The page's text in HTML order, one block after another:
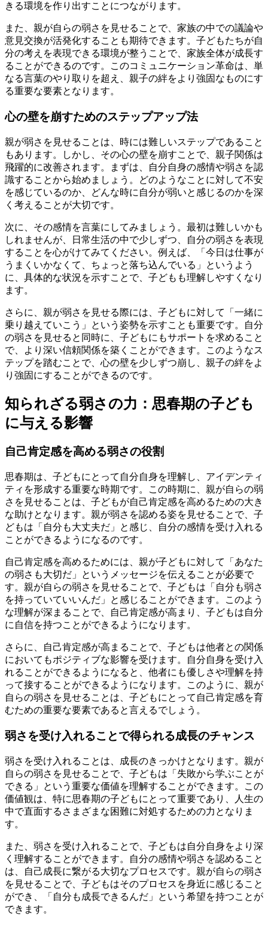
きる環境を作り出すことにつながります。
また、親が自らの弱さを見せることで、家族の中での議論や
意見交換が活発化することも期待できます。子どもたちが自
分の考えを表現できる環境が整うことで、家族全体が成長す
ることができるのです。このコミュニケーション革命は、単
なる言葉のやり取りを超え、親子の絆をより強固なものにす
る重要な要素となります。
心の壁を崩すためのステップアップ法
親が弱さを見せることは、時には難しいステップであること
もあります。しかし、その心の壁を崩すことで、親子関係は
飛躍的に改善されます。まずは、自分自身の感情や弱さを認
識することから始めましょう。どのようなことに対して不安
を感じているのか、どんな時に自分が弱いと感じるのかを深
く考えることが大切です。
次に、その感情を言葉にしてみましょう。最初は難しいかも
しれませんが、日常生活の中で少しずつ、自分の弱さを表現
することを心がけてみてください。例えば、「今日は仕事が
うまくいかなくて、ちょっと落ち込んでいる」というよう
に、具体的な状況を示すことで、子どもも理解しやすくなり
ます。
さらに、親が弱さを見せる際には、子どもに対して「一緒に
乗り越えていこう」という姿勢を示すことも重要です。自分
の弱さを見せると同時に、子どもにもサポートを求めること
で、より深い信頼関係を築くことができます。このようなス
テップを踏むことで、心の壁を少しずつ崩し、親子の絆をよ
り強固にすることができるのです。
知られざる弱さの力：思春期の子ども
に与える影響
自己肯定感を高める弱さの役割
思春期は、子どもにとって自分自身を理解し、アイデンティ
ティを形成する重要な時期です。この時期に、親が自らの弱
さを見せることは、子どもが自己肯定感を高めるための大き
な助けとなります。親が弱さを認める姿を見せることで、子
どもは「自分も大丈夫だ」と感じ、自分の感情を受け入れる
ことができるようになるのです。
自己肯定感を高めるためには、親が子どもに対して「あなた
の弱さも大切だ」というメッセージを伝えることが必要で
す。親が自らの弱さを見せることで、子どもは「自分も弱さ
を持っていていいんだ」と感じることができます。このよう
な理解が深まることで、自己肯定感が高まり、子どもは自分
に自信を持つことができるようになります。
さらに、自己肯定感が高まることで、子どもは他者との関係
においてもポジティブな影響を受けます。自分自身を受け入
れることができるようになると、他者にも優しさや理解を持
って接することができるようになります。このように、親が
自らの弱さを見せることは、子どもにとって自己肯定感を育
むための重要な要素であると言えるでしょう。
弱さを受け入れることで得られる成長のチャンス
弱さを受け入れることは、成長のきっかけとなります。親が
自らの弱さを見せることで、子どもは「失敗から学ぶことが
できる」という重要な価値を理解することができます。この
価値観は、特に思春期の子どもにとって重要であり、人生の
中で直面するさまざまな困難に対処するための力となりま
す。
また、弱さを受け入れることで、子どもは自分自身をより深
く理解することができます。自分の感情や弱さを認めること
は、自己成長に繋がる大切なプロセスです。親が自らの弱さ
を見せることで、子どもはそのプロセスを身近に感じること
ができ、「自分も成長できるんだ」という希望を持つことが
できます。